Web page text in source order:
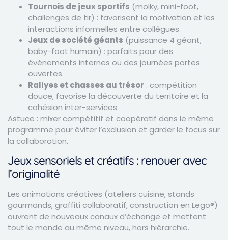
Tournois de jeux sportifs (molky, mini-foot,
challenges de tir) : favorisent la motivation et les
interactions informelles entre collègues.
Jeux de société géants (puissance 4 géant,
baby-foot humain) : parfaits pour des
événements internes ou des journées portes
ouvertes.
Rallyes et chasses au trésor : compétition
douce, favorise la découverte du territoire et la
cohésion inter-services.
Astuce : mixer compétitif et coopératif dans le même
programme pour éviter l’exclusion et garder le focus sur
la collaboration.
Jeux sensoriels et créatifs : renouer avec
l’originalité
Les animations créatives (ateliers cuisine, stands
gourmands, graffiti collaboratif, construction en Lego®)
ouvrent de nouveaux canaux d’échange et mettent
tout le monde au même niveau, hors hiérarchie.